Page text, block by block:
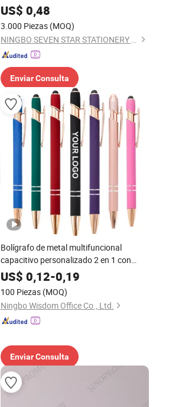
personalizado, bolígrafo de bola con
stylus para pantalla táctil para teléfono
y laptop
US$ 0,48
3.000 Piezas (MOQ)
NINGBO SEVEN STAR STATIONERY & GIFT CO., LTD.
Enviar Consulta
Bolígrafo de metal multifuncional
capacitivo personalizado 2 en 1 con
logo grabado en pantalla de aluminio
rosa
US$ 0,12-0,19
100 Piezas (MOQ)
Ningbo Wisdom Office Co., Ltd.
Enviar Consulta